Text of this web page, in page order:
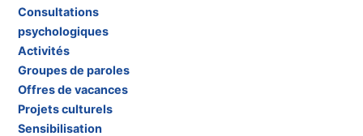
Consultations
psychologiques
Activités
Groupes de paroles
Offres de vacances
Projets culturels
Sensibilisation